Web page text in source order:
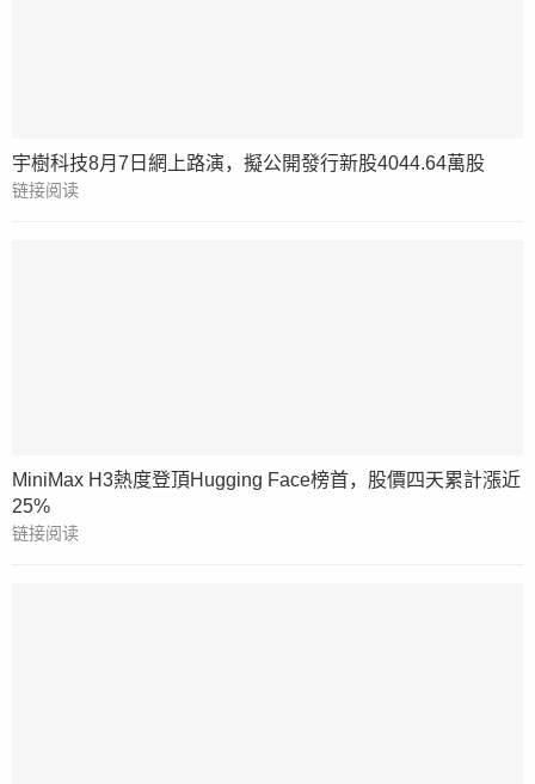
宇樹科技8月7日網上路演，擬公開發行新股4044.64萬股
链接阅读
MiniMax H3熱度登頂Hugging Face榜首，股價四天累計漲近
25%
链接阅读